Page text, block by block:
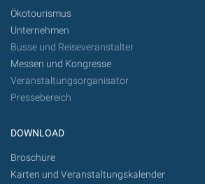
Ökotourismus
Unternehmen
Busse und Reiseveranstalter
Messen und Kongresse
Veranstaltungsorganisator
Pressebereich
DOWNLOAD
Broschüre
Karten und Veranstaltungskalender